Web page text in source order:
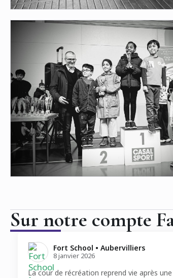
Sur notre compte
Fort School • Aubervilliers️
8 janvier 2026
La cour de récréation reprend vie après